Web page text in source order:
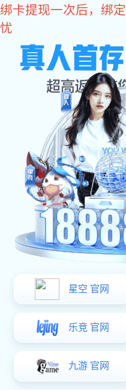
星空真人
您好，欢迎您光临星空真人商城！
星空真人
come2time.com
网站星空真人
星空真人>产品中心
铰链合页系列
不锈钢脱卸铰
不锈钢折弯铰
铁质扇形铰
铁质脱卸铰
不锈钢扇形铰
弹簧铰链
拉手系列